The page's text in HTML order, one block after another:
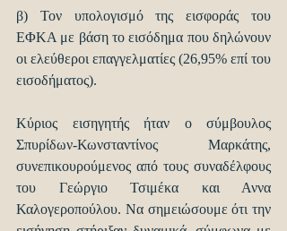
β) Τον υπολογισμό της εισφοράς του
ΕΦΚΑ με βάση το εισόδημα που δηλώνουν
οι ελεύθεροι επαγγελματίες (26,95% επί του
εισοδήματος).
Κύριος εισηγητής ήταν ο σύμβουλος
Σπυρίδων-Κωνσταντίνος Μαρκάτης,
συνεπικουρούμενος από τους συναδέλφους
του Γεώργιο Τσιμέκα και Αννα
Καλογεροπούλου. Να σημειώσουμε ότι την